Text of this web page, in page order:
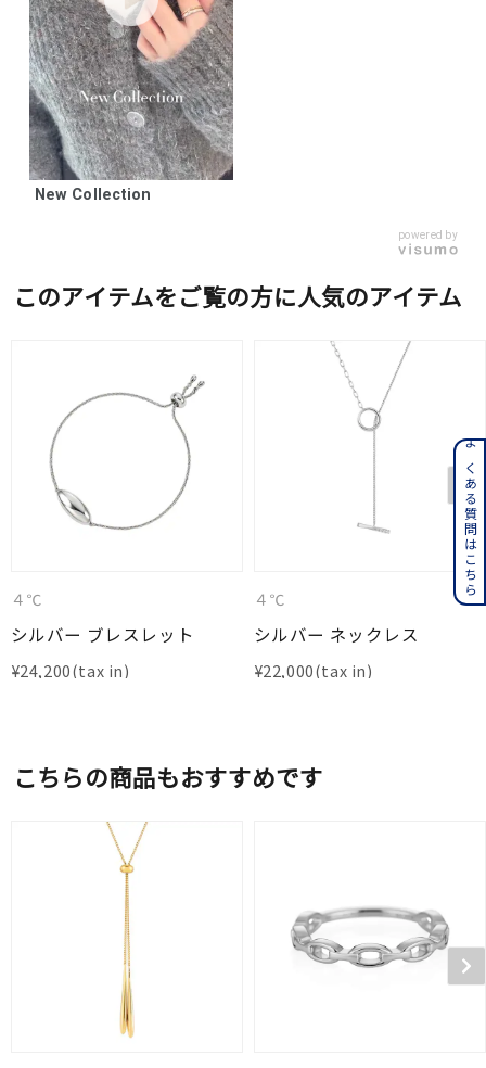
New Collection
powered by
このアイテムをご覧の方に人気のアイテム
４℃
シルバー ブレスレット
¥24,200
４℃
シルバー ネックレス
¥22,000
こちらの商品もおすすめです
よくある質問はこちら